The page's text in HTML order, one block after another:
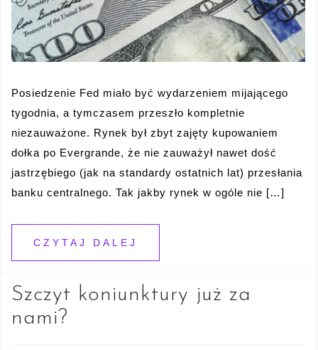
Posiedzenie Fed miało być wydarzeniem mijającego
tygodnia, a tymczasem przeszło kompletnie
niezauważone. Rynek był zbyt zajęty kupowaniem
dołka po Evergrande, że nie zauważył nawet dość
jastrzębiego (jak na standardy ostatnich lat) przesłania
banku centralnego. Tak jakby rynek w ogóle nie […]
CZYTAJ DALEJ
Szczyt koniunktury już za
nami?